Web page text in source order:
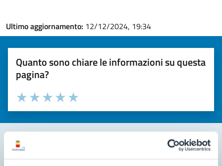
Ultimo aggiornamento: 12/12/2024, 19:34
Quanto sono chiare le informazioni su questa
pagina?
Valuta la chiarezza delle informazioni (da 1 a 5 stelle)
Seleziona il numero di stelle per valutare la chiarezza delle
Valuta 5 stelle su 5
Valuta 4 stelle su 5
Valuta 3 stelle su 5
Valuta 2 stelle su 5
Valuta 1 stelle su 5